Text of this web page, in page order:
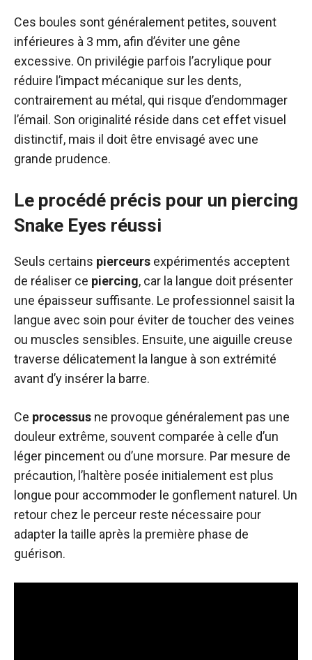
Ces boules sont généralement petites, souvent
inférieures à 3 mm, afin d’éviter une gêne
excessive. On privilégie parfois l’acrylique pour
réduire l’impact mécanique sur les dents,
contrairement au métal, qui risque d’endommager
l’émail. Son originalité réside dans cet effet visuel
distinctif, mais il doit être envisagé avec une
grande prudence.
Le procédé précis pour un piercing
Snake Eyes réussi
Seuls certains pierceurs expérimentés acceptent
de réaliser ce piercing, car la langue doit présenter
une épaisseur suffisante. Le professionnel saisit la
langue avec soin pour éviter de toucher des veines
ou muscles sensibles. Ensuite, une aiguille creuse
traverse délicatement la langue à son extrémité
avant d’y insérer la barre.
Ce processus ne provoque généralement pas une
douleur extrême, souvent comparée à celle d’un
léger pincement ou d’une morsure. Par mesure de
précaution, l’haltère posée initialement est plus
longue pour accommoder le gonflement naturel. Un
retour chez le perceur reste nécessaire pour
adapter la taille après la première phase de
guérison.